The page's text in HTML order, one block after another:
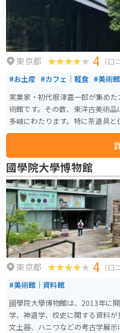
東京都 4 （口
#お土産 #カフェ｜軽食 #美術
実業家・初代根津嘉一郎が集め
術館です。その数、東洋古美術
多岐にわたります。特に茶道具
示内容が替わります。また日本
しい庭園を見ながら、ドリンク
た館内にはオリジナルグッズを
國學院大學博物館
東京都 4 （口
#美術館｜資料館
國學院大學博物館は、2013年に
学、神道学、校史に関する資料
文土器、ハニワなどの考古学展